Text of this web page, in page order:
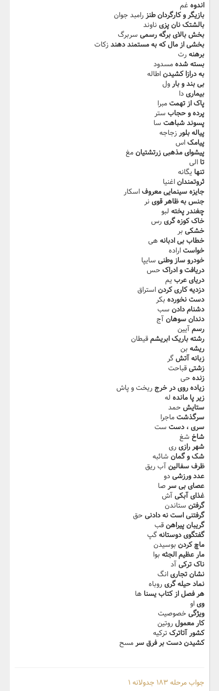
اندوه غم
بازیگر و کارگردان طنزرامبد جوان
بالشتک نان پزی ناوند
بخش بالای برگه رسمی سربرگ
بخشی از مال که به مستمند دهندزکات
برهنهرت
بسته شدهمسدود
به درازا کشیدناطاله
بی بند و بارول
بیماریدا
پاک از تهمتمبرا
پرده و حجاب ستر
پسوند شباهت سا
پیاله بلورزجاجه
پیامکاس
پیشوای مذهبی زرتشتیانمغ
تا الی
تنها یگانه
ثروتمنداناغنیا
جایزه سینمایی معروفاسکار
جنس به ظاهر قوی نر
چغندر پخته لبو
خاک کوزه گریرس
خشکی بر
خطاب بی ادبانه هی
خواستاراده
خودرو ساز وطنی سایپا
دریافت و ادراک حس
دریای عرب یم
دزدیه کاری کردناستراق
دست نخورده بکر
دشنام دادن سب
دندان سوهانآج
رسمآیین
رشته باریک ابریشمقیطان
ریشه بن
زبانه آتشگر
زشتیقباحت
زنده حی
زیاده روی در خرجریخت و پاش
زیر پا مانده له
ستایش حمد
سرگذشتماجرا
سری ، دست ست
شاخ شغ
شهر رازیری
شک و گمان شائبه
ظرف سفالینآب ریق
عدد ورزشیدو
عصای بی سر صا
غذای آبکیآش
گرفتن ستاندن
گرفتنی است نه دادنی حق
گریبان پیراهنقب
گفتگوی دوستانهگپ
ماچ کردن بوسیدن
مار عظیم الجثه بوا
ناک ترکیآد
نشان تجاریانگ
نماد حیله گریروباه
هر فصل از کتاب یسنا ها
ویاو
ویژگی خصوصیت
کار معمولروتین
کشور آتاترک ترکیه
کشیدن دست بر فرق سرمسح
جواب مرحله ۱۸۳ جدولانه ۱